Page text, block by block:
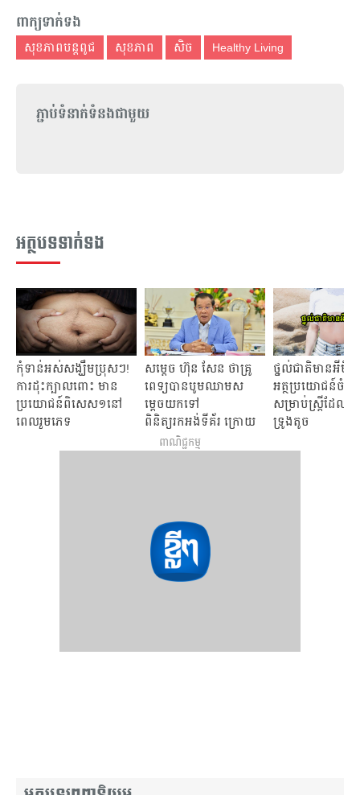
ពាក្យទាក់ទង
សុខភាពបន្តពូជ សុខភាព សិច Healthy Living
ភ្ជាប់ទំនាក់ទំនងជាមួយ
អត្ថបទទាក់ទង
កុំទាន់​អស់សង្ឃឹមប្រុសៗ!
ការដុះ​ក្បាល​ពោះ មាន​
ប្រយោជន៍​ពិសេស​១នៅ​
ពេល​រួមភេទ
សម្តេច ហ៊ុន សែន ថាគ្រូ
ពេទ្យបានបូមឈាម​ស
ម្តេចយកទៅ
ពិនិត្យរកអង់ទីគ័រ ក្រោយ
ចាក់វ៉ាក់សាំង
ថ្នល់ជាតិ​មាន​អី​មិន​
អត្ថប្រយោជន៍​ចំនួ
សម្រាប់​ស្ត្រី​ដែល​ម
ទ្រូង​តូច
ពាណិជ្ជកម្ម